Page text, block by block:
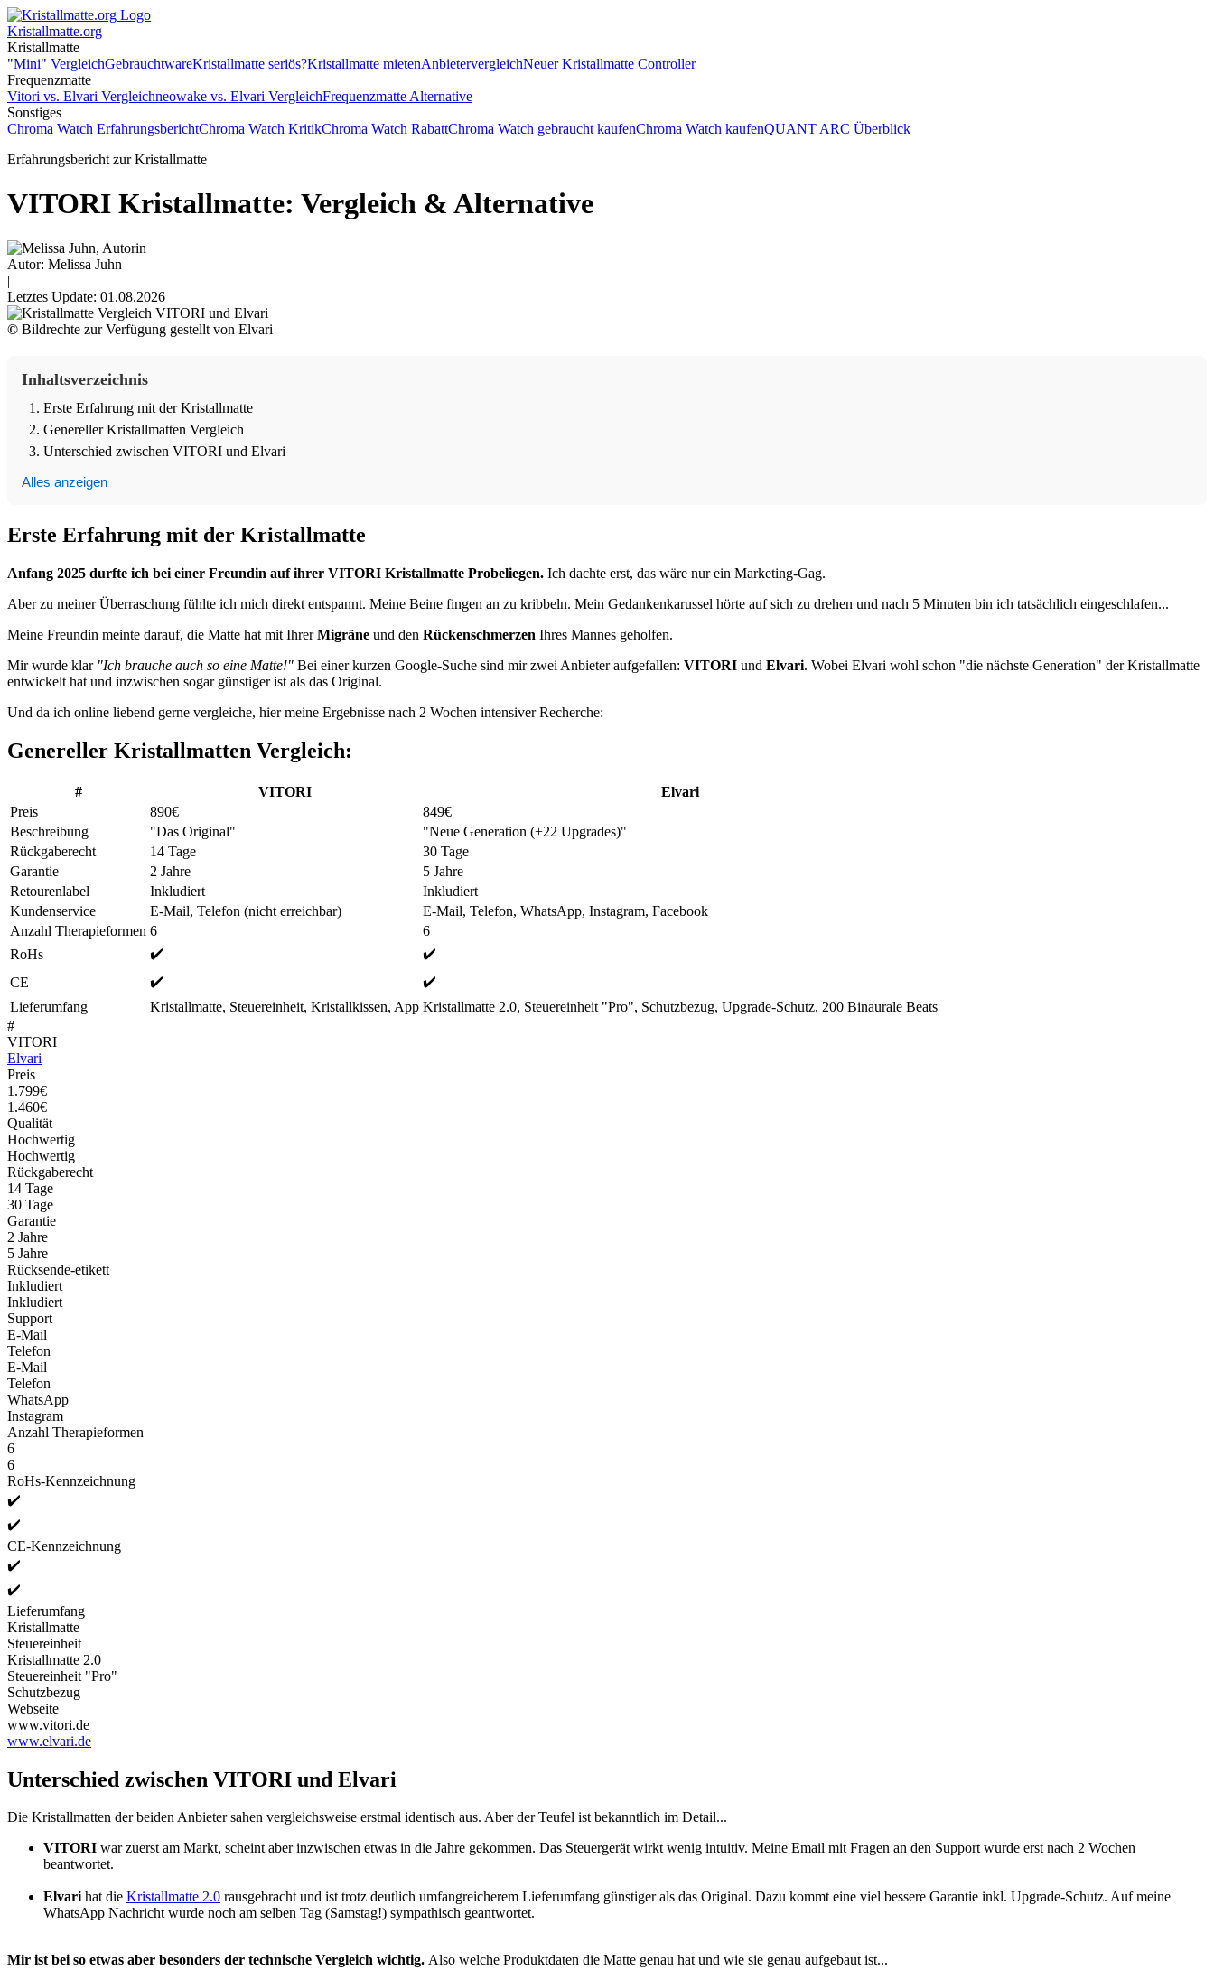
Kristallmatte.org
Kristallmatte
"Mini" VergleichGebrauchtwareKristallmatte seriös?Kristallmatte mietenAnbietervergleichNeuer Kristallmatte Controller
Frequenzmatte
Vitori vs. Elvari Vergleichneowake vs. Elvari VergleichFrequenzmatte Alternative
Sonstiges
Chroma Watch ErfahrungsberichtChroma Watch KritikChroma Watch RabattChroma Watch gebraucht kaufenChroma Watch kaufenQUANT ARC Überblick
Erfahrungsbericht zur Kristallmatte
VITORI Kristallmatte: Vergleich & Alternative
Autor: Melissa Juhn
|
Letztes Update: 01.08.2026
© Bildrechte zur Verfügung gestellt von Elvari
Inhaltsverzeichnis
Erste Erfahrung mit der Kristallmatte
Genereller Kristallmatten Vergleich
Unterschied zwischen VITORI und Elvari
Alles anzeigen
Erste Erfahrung mit der Kristallmatte
Anfang 2025 durfte ich bei einer Freundin auf ihrer VITORI Kristallmatte Probeliegen. Ich dachte erst, das wäre nur ein Marketing-Gag.
Aber zu meiner Überraschung fühlte ich mich direkt entspannt. Meine Beine fingen an zu kribbeln. Mein Gedankenkarussel hörte auf sich zu drehen und nach 5 Minuten bin ich tatsächlich eingeschlafen...
Meine Freundin meinte darauf, die Matte hat mit IhrerMigräne und den Rückenschmerzen Ihres Mannes geholfen.
Mir wurde klar "Ich brauche auch so eine Matte!" Bei einer kurzen Google-Suche sind mir zwei Anbieter aufgefallen: VITORI und Elvari. Wobei Elvari wohl schon "die nächste Generation" der Kristallmatte
entwickelt hat und inzwischen sogar günstiger ist als das Original.
Und da ich online liebend gerne vergleiche, hier meine Ergebnisse nach 2 Wochen intensiver Recherche:
Genereller Kristallmatten Vergleich:
# VITORI
Elvari
Preis
890€
849€
Beschreibung
"Das Original"
"Neue Generation (+22 Upgrades)"
Rückgaberecht
14 Tage
30 Tage
Garantie
2 Jahre
5 Jahre
Retourenlabel
Inkludiert
Inkludiert
Kundenservice
E-Mail, Telefon (nicht erreichbar)
E-Mail, Telefon, WhatsApp, Instagram, Facebook
Anzahl Therapieformen 6
6
RoHs
✔️
✔️
CE
✔️
✔️
Lieferumfang
Kristallmatte, Steuereinheit, Kristallkissen, App Kristallmatte 2.0, Steuereinheit "Pro", Schutzbezug, Upgrade-Schutz, 200 Binaurale Beats
#
VITORI
Elvari
Preis
1.799€
1.460€
Qualität
Hochwertig
Hochwertig
Rückgaberecht
14 Tage
30 Tage
Garantie
2 Jahre
5 Jahre
Rücksende-etikett
Inkludiert
Inkludiert
Support
E-Mail
Telefon
E-Mail
Telefon
WhatsApp
Instagram
Anzahl Therapieformen
6
6
RoHs-Kennzeichnung
✔️
✔️
CE-Kennzeichnung
✔️
✔️
Lieferumfang
Kristallmatte
Steuereinheit
Kristallmatte 2.0
Steuereinheit "Pro"
Schutzbezug
Webseite
www.vitori.de
www.elvari.de
Unterschied zwischen VITORI und Elvari
Die Kristallmatten der beiden Anbieter sahen vergleichsweise erstmal identisch aus. Aber der Teufel ist bekanntlich im Detail...
VITORI war zuerst am Markt, scheint aber inzwischen etwas in die Jahre gekommen. Das Steuergerät wirkt wenig intuitiv. Meine Email mit Fragen an den Support wurde erst nach 2 Wochen
beantwortet.
Elvarihat die Kristallmatte 2.0 rausgebracht und ist trotz deutlich umfangreicherem Lieferumfang günstiger als das Original. Dazu kommt eine viel bessere Garantie inkl. Upgrade-Schutz. Auf meine
WhatsApp Nachricht wurde noch am selben Tag (Samstag!) sympathisch geantwortet.
Mir ist bei so etwas aber besonders der technische Vergleich wichtig. Also welche Produktdaten die Matte genau hat und wie sie genau aufgebaut ist...